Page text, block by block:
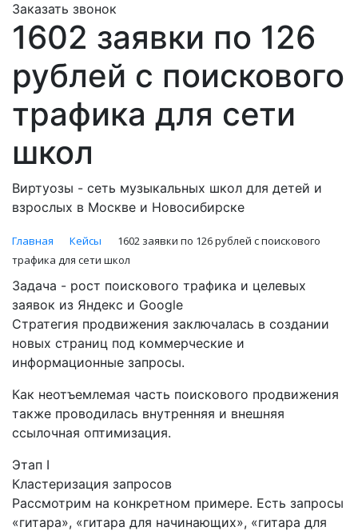
Заказать звонок
1602 заявки по 126
рублей с поискового
трафика для сети
школ
Виртуозы - сеть музыкальных школ для детей и
взрослых в Москве и Новосибирске
Главная Кейсы
1602 заявки по 126 рублей с поискового
трафика для сети школ
Задача - рост поискового трафика и целевых
заявок из Яндекс и Google
Стратегия продвижения заключалась в создании
новых страниц под коммерческие и
информационные запросы.
Как неотъемлемая часть поискового продвижения
также проводилась внутренняя и внешняя
ссылочная оптимизация.
Этап I
Кластеризация запросов
Рассмотрим на конкретном примере. Есть запросы
«гитара», «гитара для начинающих», «гитара для